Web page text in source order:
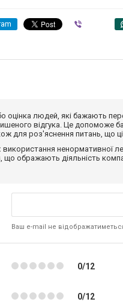
оцінка людей, які бажають
відгука. Це допоможе
для роз'яснення питань, що
використання ненормативної
що ображають діяльність
Ваш e-mail не
0/12
0/12